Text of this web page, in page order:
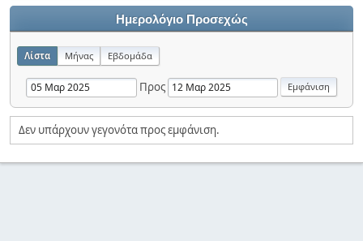
Ημερολόγιο Προσεχώς
Λίστα Μήνας Εβδομάδα
Προς
Δεν υπάρχουν γεγονότα προς εμφάνιση.